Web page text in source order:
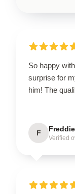
So happy
surprise for
him! The
F Freddie
Verified